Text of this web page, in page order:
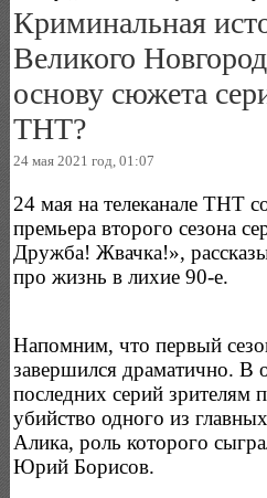
Криминальная
Великого
основу сюжета
ТНТ?
24 мая 2021 год, 01:07
24 мая на телеканале ТНТ
премьера второго сезона
Дружба! Жвачка!»,
про жизнь в лихие 90-е.
Напомним, что первый
завершился драматично. В
последних серий зрителям
убийство одного из
Алика, роль которого
Юрий Борисов.